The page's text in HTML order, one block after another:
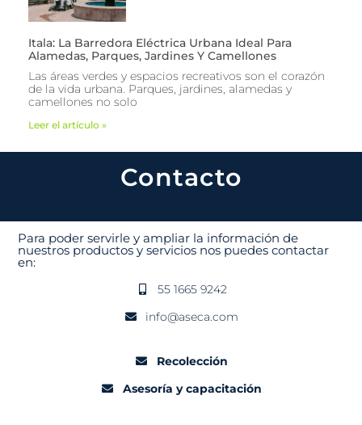
Itala: La Barredora Eléctrica Urbana Ideal Para
Alamedas, Parques, Jardines Y Camellones
Las áreas verdes y espacios recreativos son el corazón
de la vida urbana. Parques, jardines, alamedas y
camellones no solo
Leer el artículo »
Contacto
Para poder servirle y ampliar la información de
nuestros productos y servicios nos puedes contactar
en:
55 1665 9242
info@aseca.com
Recolección
Asesoría y capacitación